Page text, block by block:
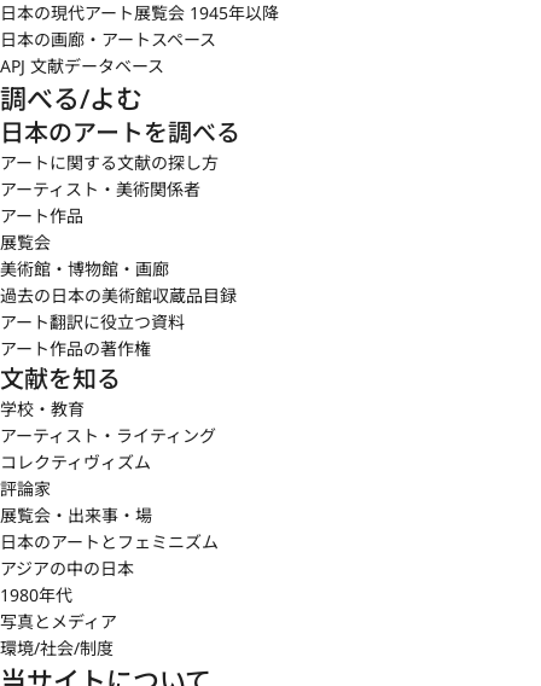
日本の現代アート展覧会 1945年以降
日本の画廊・アートスペース
APJ 文献データベース
調べる/よむ
日本のアートを調べる
アートに関する文献の探し方
アーティスト・美術関係者
アート作品
展覧会
美術館・博物館・画廊
過去の日本の美術館収蔵品目録
アート翻訳に役立つ資料
アート作品の著作権
文献を知る
学校・教育
アーティスト・ライティング
コレクティヴィズム
評論家
展覧会・出来事・場
日本のアートとフェミニズム
アジアの中の日本
1980年代
写真とメディア
環境/社会/制度